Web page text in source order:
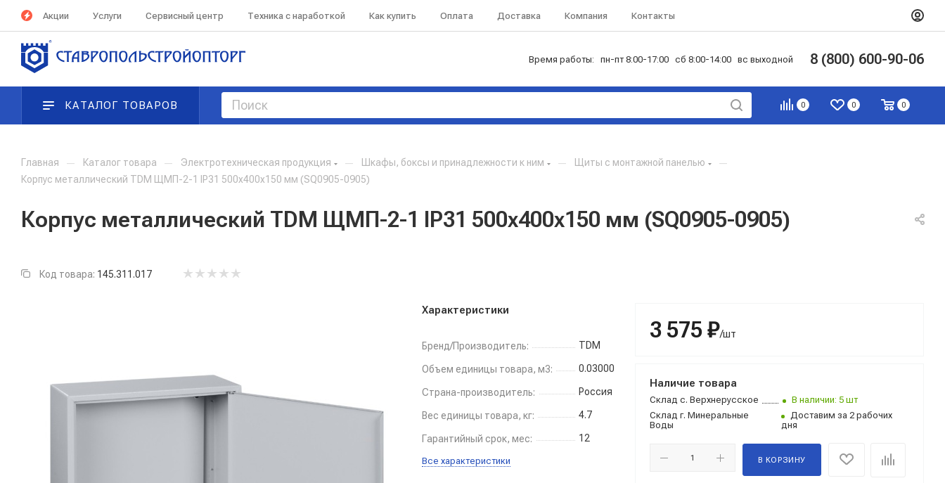
Акции Услуги Сервисный центр Техника с наработкой Как купить Оплата Доставка Компания Контакты
Время работы: пн-пт 8:00-17:00 сб 8:00-14:00 вс выходной 8 (800) 600-90-06
0 0 0
КАТАЛОГ ТОВАРОВ
Главная — Каталог товара — Электротехническая продукция — Шкафы, боксы и принадлежности к ним — Щиты с монтажной панелью —
Корпус металлический TDM ЩМП-2-1 IP31 500х400х150 мм (SQ0905-0905)
Корпус металлический TDM ЩМП-2-1 IP31 500х400х150 мм (SQ0905-0905)
Код товара: 145.311.017
Характеристики
Бренд/Производитель: TDM
Объем единицы товара, м3: 0.03000
Страна-производитель: Россия
Вес единицы товара, кг: 4.7
Гарантийный срок, мес: 12
Все характеристики
3 575 ₽/шт
Наличие товара
Склад с. Верхнерусское
В наличии: 5 шт
Склад г. Минеральные
Воды
Доставим за 2 рабочих
дня
В КОРЗИНУ